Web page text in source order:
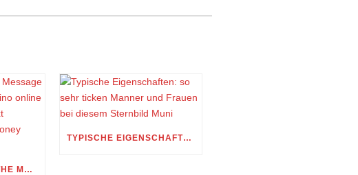
PAY BECAUSE OF THE MESSAGE PLAYING UK PAYPAL CASINO ONLINE APPRECIATE MERELY TEXT MESSAGE GAMBLING MONEY NETWORKS
TYPISCHE EIGENSCHAFTEN: SO SEHR TICKEN MANNER UND FRAUEN BEI DIESEM STERNBILD MUNI